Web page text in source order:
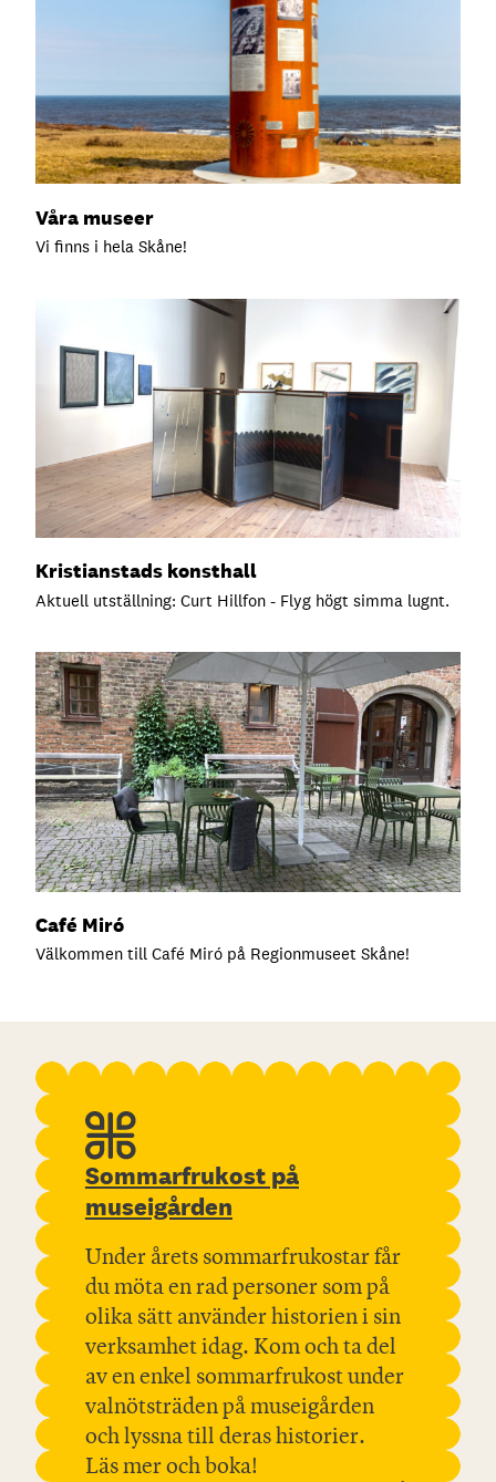
Våra museer
Vi finns i hela Skåne!
Kristianstads konsthall
Aktuell utställning: Curt Hillfon - Flyg högt simma lugnt.
Café Miró
Välkommen till Café Miró på Regionmuseet Skåne!
Sommarfrukost på
museigården
Under årets sommarfrukostar får
du möta en rad personer som på
olika sätt använder historien i sin
verksamhet idag. Kom och ta del
av en enkel sommarfrukost under
valnötsträden på museigården
och lyssna till deras historier.
Läs mer och boka!